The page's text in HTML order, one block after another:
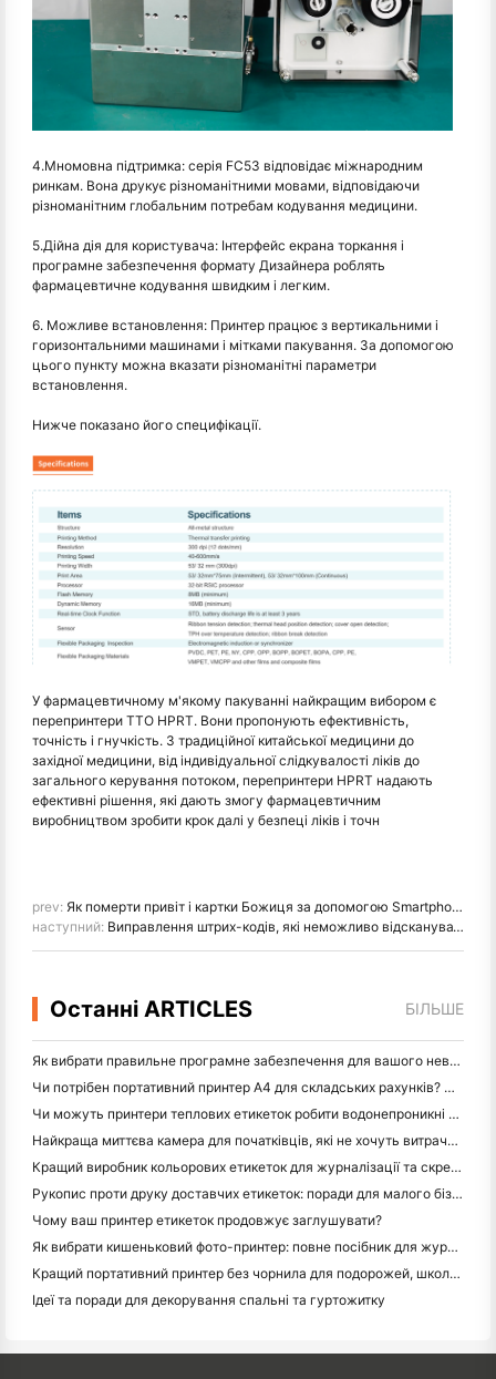
4.Мномовна підтримка: серія FC53 відповідає міжнародним
ринкам. Вона друкує різноманітними мовами, відповідаючи
різноманітним глобальним потребам кодування медицини.
5.Дійна дія для користувача: Інтерфейс екрана торкання і
програмне забезпечення формату Дизайнера роблять
фармацевтичне кодування швидким і легким.
6. Можливе встановлення: Принтер працює з вертикальними і
горизонтальними машинами і мітками пакування. За допомогою
цього пункту можна вказати різноманітні параметри
встановлення.
Нижче показано його специфікації.
У фармацевтичному м'якому пакуванні найкращим вибором є
перепринтери TTO HPRT. Вони пропонують ефективність,
точність і гнучкість. З традиційної китайської медицини до
західної медицини, від індивідуальної слідкувалості ліків до
загального керування потоком, перепринтери HPRT надають
ефективні рішення, які дають змогу фармацевтичним
виробництвом зробити крок далі у безпеці ліків і точн
prev: Як померти привіт і картки Божиця за допомогою Smartphone Photo Printer
наступний: Виправлення штрих-кодів, які неможливо відсканувати: оптимізуйте налаштування принтера та сканера
Останні ARTICLES БІЛЬШЕ
Як вибрати правильне програмне забезпечення для вашого невеликого або середнього ресторану
Чи потрібен портативний принтер A4 для складських рахунків? Що дійсно працює
Чи можуть принтери теплових етикеток робити водонепроникні етикетки для продуктів малого бізнесу?
Найкраща миттєва камера для початківців, які не хочуть витрачати папір
Кращий виробник кольорових етикеток для журналізації та скрепбукінгу: додайте більше кольору на кожну сторінку
Рукопис проти друку доставчих етикеток: поради для малого бізнесу в 2026 році
Чому ваш принтер етикеток продовжує заглушувати?
Як вибрати кишеньковий фото-принтер: повне посібник для журналістів, подорожей та користувачів iPhone
Кращий портативний принтер без чорнила для подорожей, школи та мобільної роботи: огляд Hanin MT620 Pro
Ідеї та поради для декорування спальні та гуртожитку